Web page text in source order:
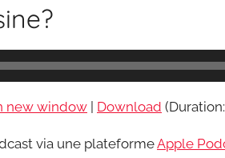
new window Download
via une plateformeApple